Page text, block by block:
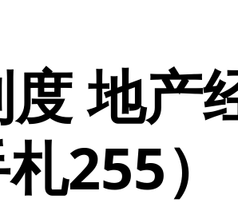
地产
255）